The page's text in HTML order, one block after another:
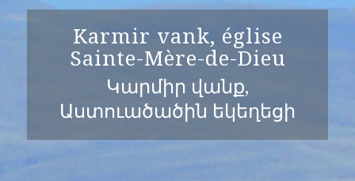
Karmir vank, église
Sainte-Mère-de-Dieu
Կարմիր վանք,
Աստուածածին եկեղեցի